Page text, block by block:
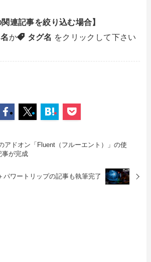
関連記事を絞り込む場合】
か タグ名 をクリックして下さい
アドオン「Fluent（フルーエント）」の使
事が完成
パワートリップの記事も執筆完了